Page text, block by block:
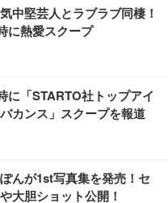
中堅芸人とラブラブ同棲！
に熱愛スクープ
に「STARTO社トップアイ
カンス」スクープを報道
んが1st写真集を発売！セ
大胆ショット公開！